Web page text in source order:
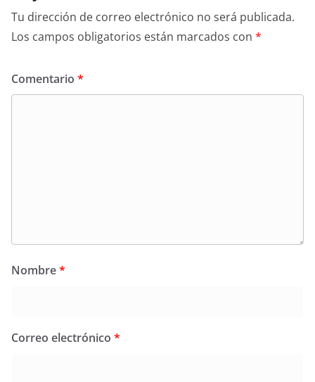
Tu dirección de correo electrónico no será publicada.
Los campos obligatorios están marcados con *
Comentario *
Nombre*
Correo electrónico *